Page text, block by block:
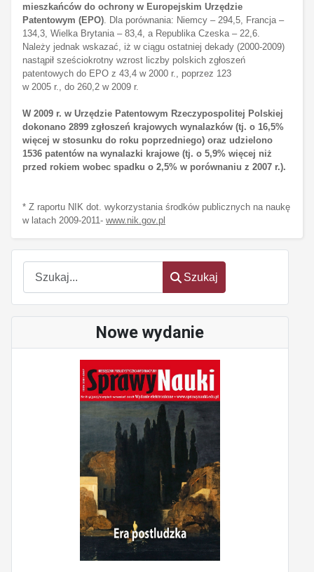
Szukaj
Szukaj
Nowe wydanie
mieszkańców do ochrony w Europejskim Urzędzie
Patentowym (EPO). Dla porównania: Niemcy – 294,5, Francja –
134,3, Wielka Brytania – 83,4, a Republika Czeska – 22,6.
Należy jednak wskazać, iż w ciągu ostatniej dekady (2000-2009)
nastąpił sześciokrotny wzrost liczby polskich zgłoszeń
patentowych do EPO z 43,4 w 2000 r., poprzez 123
w 2005 r., do 260,2 w 2009 r.
W 2009 r. w Urzędzie Patentowym Rzeczypospolitej Polskiej
dokonano 2899 zgłoszeń krajowych wynalazków (tj. o 16,5%
więcej w stosunku do roku poprzedniego) oraz udzielono
1536 patentów na wynalazki krajowe (tj. o 5,9% więcej niż
przed rokiem wobec spadku o 2,5% w porównaniu z 2007 r.).
* Z raportu NIK dot. wykorzystania środków publicznych na naukę
w latach 2009-2011- www.nik.gov.pl